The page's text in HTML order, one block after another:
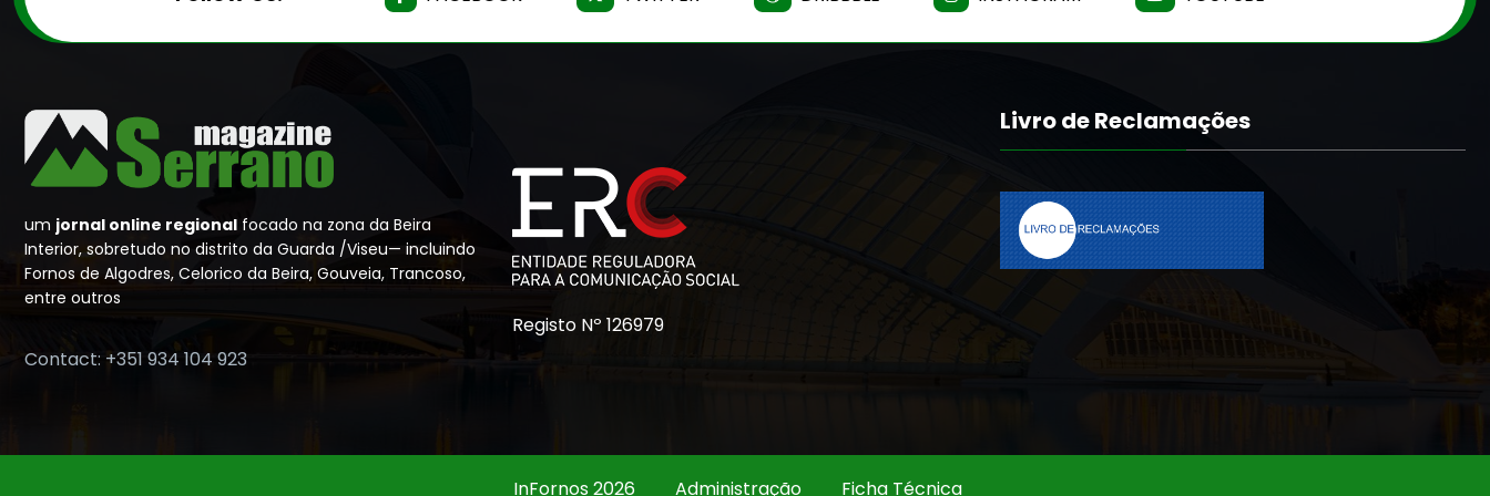
um jornal online regional focado na zona da Beira
Interior, sobretudo no distrito da Guarda /Viseu— incluindo
Fornos de Algodres, Celorico da Beira, Gouveia, Trancoso,
entre outros
Contact: +351 934 104 923
Registo Nº 126979
Livro de Reclamações
InFornos 2026 Administração Ficha Técnica